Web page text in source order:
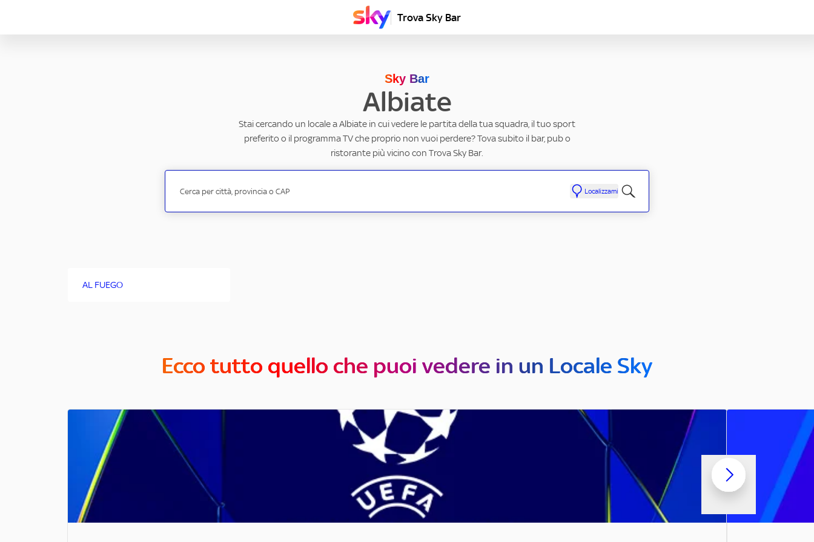
Trova Sky Bar
Sky Bar
Albiate
Stai cercando un locale a Albiate in cui vedere le partita della tua squadra, il tuo sport
preferito o il programma TV che proprio non vuoi perdere? Tova subito il bar, pub o
ristorante più vicino con Trova Sky Bar.
Localizzami
AL FUEGO
Ecco tutto quello che puoi vedere in un Locale Sky